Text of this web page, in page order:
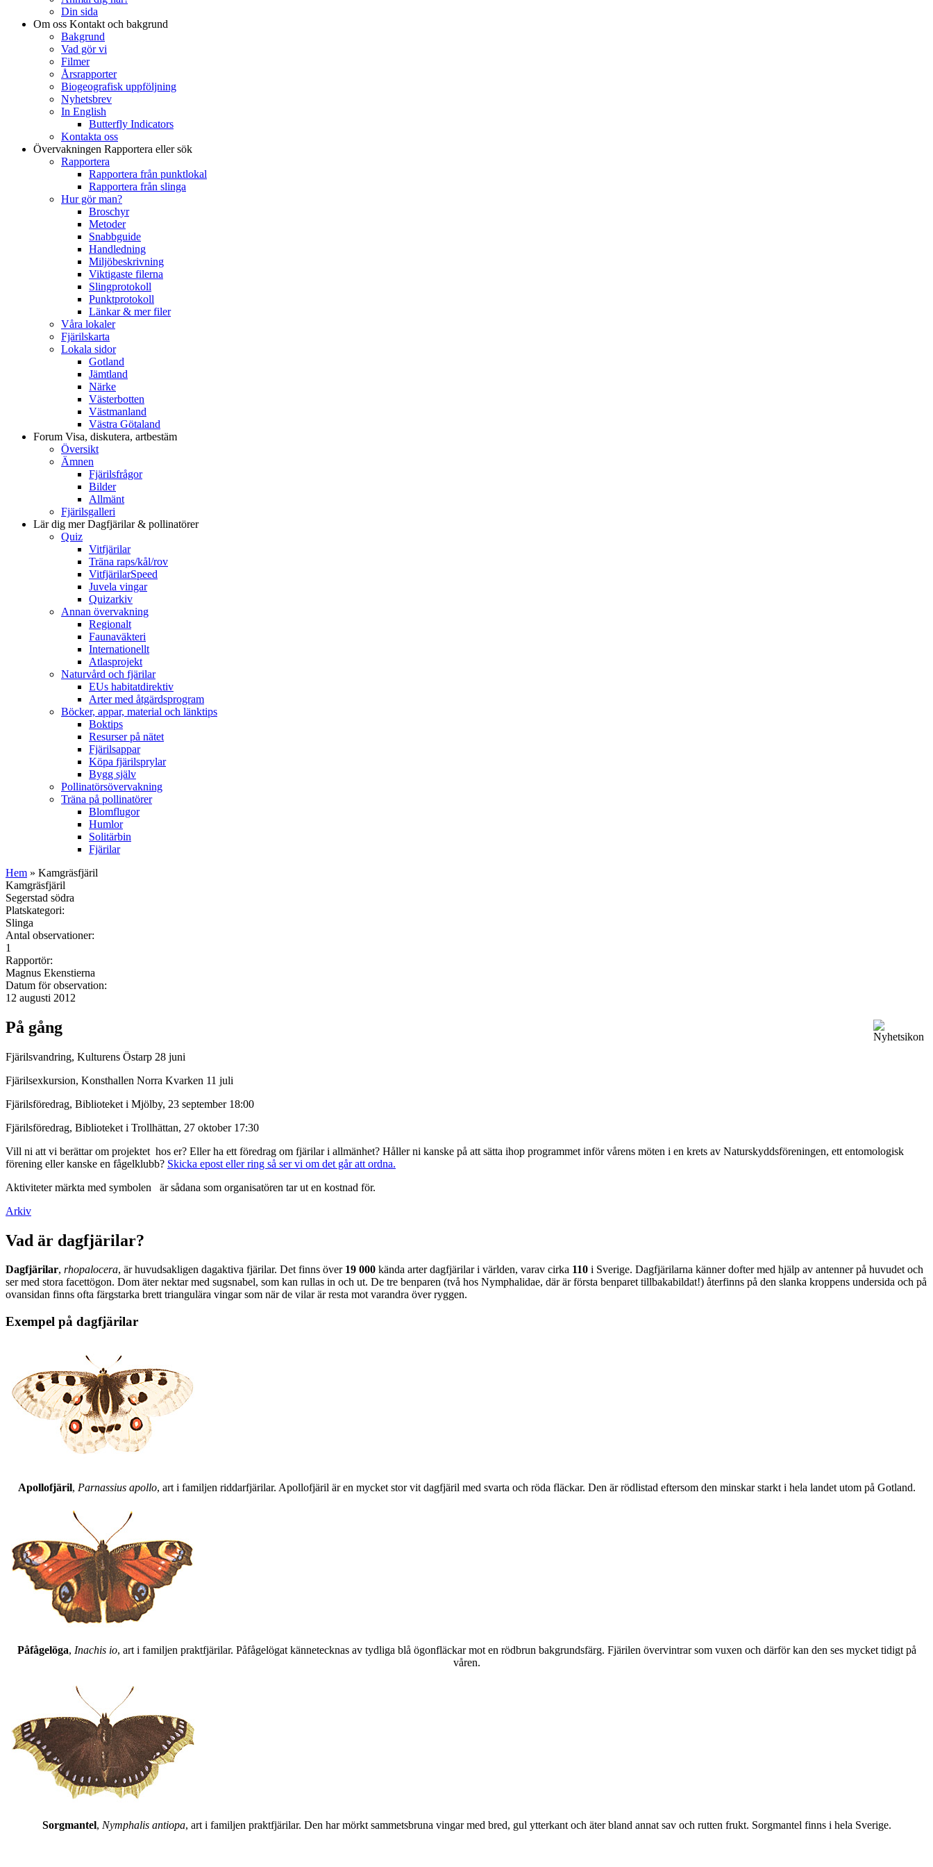
Din sida
Om oss Kontakt och bakgrund
Bakgrund
Vad gör vi
Filmer
Årsrapporter
Biogeografisk uppföljning
Nyhetsbrev
In English
Butterfly Indicators
Kontakta oss
Övervakningen Rapportera eller sök
Rapportera
Rapportera från punktlokal
Rapportera från slinga
Hur gör man?
Broschyr
Metoder
Snabbguide
Handledning
Miljöbeskrivning
Viktigaste filerna
Slingprotokoll
Punktprotokoll
Länkar & mer filer
Våra lokaler
Fjärilskarta
Lokala sidor
Gotland
Jämtland
Närke
Västerbotten
Västmanland
Västra Götaland
Forum Visa, diskutera, artbestäm
Översikt
Ämnen
Fjärilsfrågor
Bilder
Allmänt
Fjärilsgalleri
Lär dig merDagfjärilar & pollinatörer
Quiz
Vitfjärilar
Träna raps/kål/rov
VitfjärilarSpeed
Juvela vingar
Quizarkiv
Annan övervakning
Regionalt
Faunaväkteri
Internationellt
Atlasprojekt
Naturvård och fjärilar
EUs habitatdirektiv
Arter med åtgärdsprogram
Böcker, appar, material och länktips
Boktips
Resurser på nätet
Fjärilsappar
Köpa fjärilsprylar
Bygg själv
Pollinatörsövervakning
Träna på pollinatörer
Blomflugor
Humlor
Solitärbin
Fjärilar
Hem » Kamgräsfjäril
Kamgräsfjäril
Segerstad södra
Platskategori:
Slinga
Antal observationer:
1
Rapportör:
Magnus Ekenstierna
Datum för observation:
12 augusti 2012
På gång
Fjärilsvandring, Kulturens Östarp 28 juni
Fjärilsexkursion, Konsthallen Norra Kvarken 11 juli
Fjärilsföredrag, Biblioteket i Mjölby, 23 september 18:00
Fjärilsföredrag, Biblioteket i Trollhättan, 27 oktober 17:30
Vill ni att vi berättar om projektet hos er? Eller ha ett föredrag om fjärilar i allmänhet? Håller ni kanske på att sätta ihop programmet inför vårens möten i en krets av Naturskyddsföreningen, ett entomologisk
förening eller kanske en fågelklubb? Skicka epost eller ring så ser vi om det går att ordna.
Aktiviteter märkta med symbolen
är sådana som organisatören tar ut en kostnad för.
Arkiv
Vad är dagfjärilar?
Dagfjärilar, rhopalocera, är huvudsakligen dagaktiva fjärilar. Det finns över 19 000 kända arter dagfjärilar i världen, varav cirka 110 i Sverige. Dagfjärilarna känner dofter med hjälp av antenner på huvudet och
ser med stora facettögon. Dom äter nektar med sugsnabel, som kan rullas in och ut. De tre benparen (två hos Nymphalidae, där är första benparet tillbakabildat!) återfinns på den slanka kroppens undersida och på
ovansidan finns ofta färgstarka brett triangulära vingar som när de vilar är resta mot varandra över ryggen.
Exempel på dagfjärilar
Apollofjäril, Parnassius apollo, art i familjen riddarfjärilar. Apollofjäril är en mycket stor vit dagfjäril med svarta och röda fläckar. Den är rödlistad eftersom den minskar starkt i hela landet utom på Gotland.
Påfågelöga, Inachis io, art i familjen praktfjärilar. Påfågelögat kännetecknas av tydliga blå ögonfläckar mot en rödbrun bakgrundsfärg. Fjärilen övervintrar som vuxen och därför kan den ses mycket tidigt på
våren.
Sorgmantel, Nymphalis antiopa, art i familjen praktfjärilar. Den har mörkt sammetsbruna vingar med bred, gul ytterkant och äter bland annat sav och rutten frukt. Sorgmantel finns i hela Sverige.